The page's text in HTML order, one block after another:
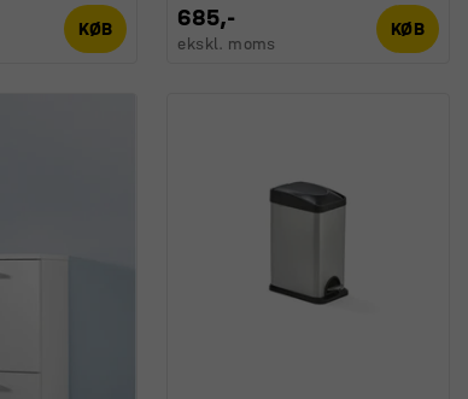
KØB 685,-
ekskl. moms
KØB